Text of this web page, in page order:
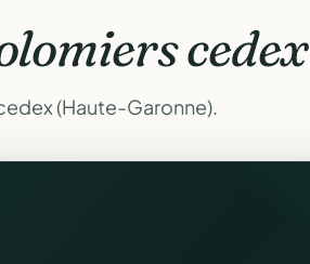
cedex
(Haute-Garonne).